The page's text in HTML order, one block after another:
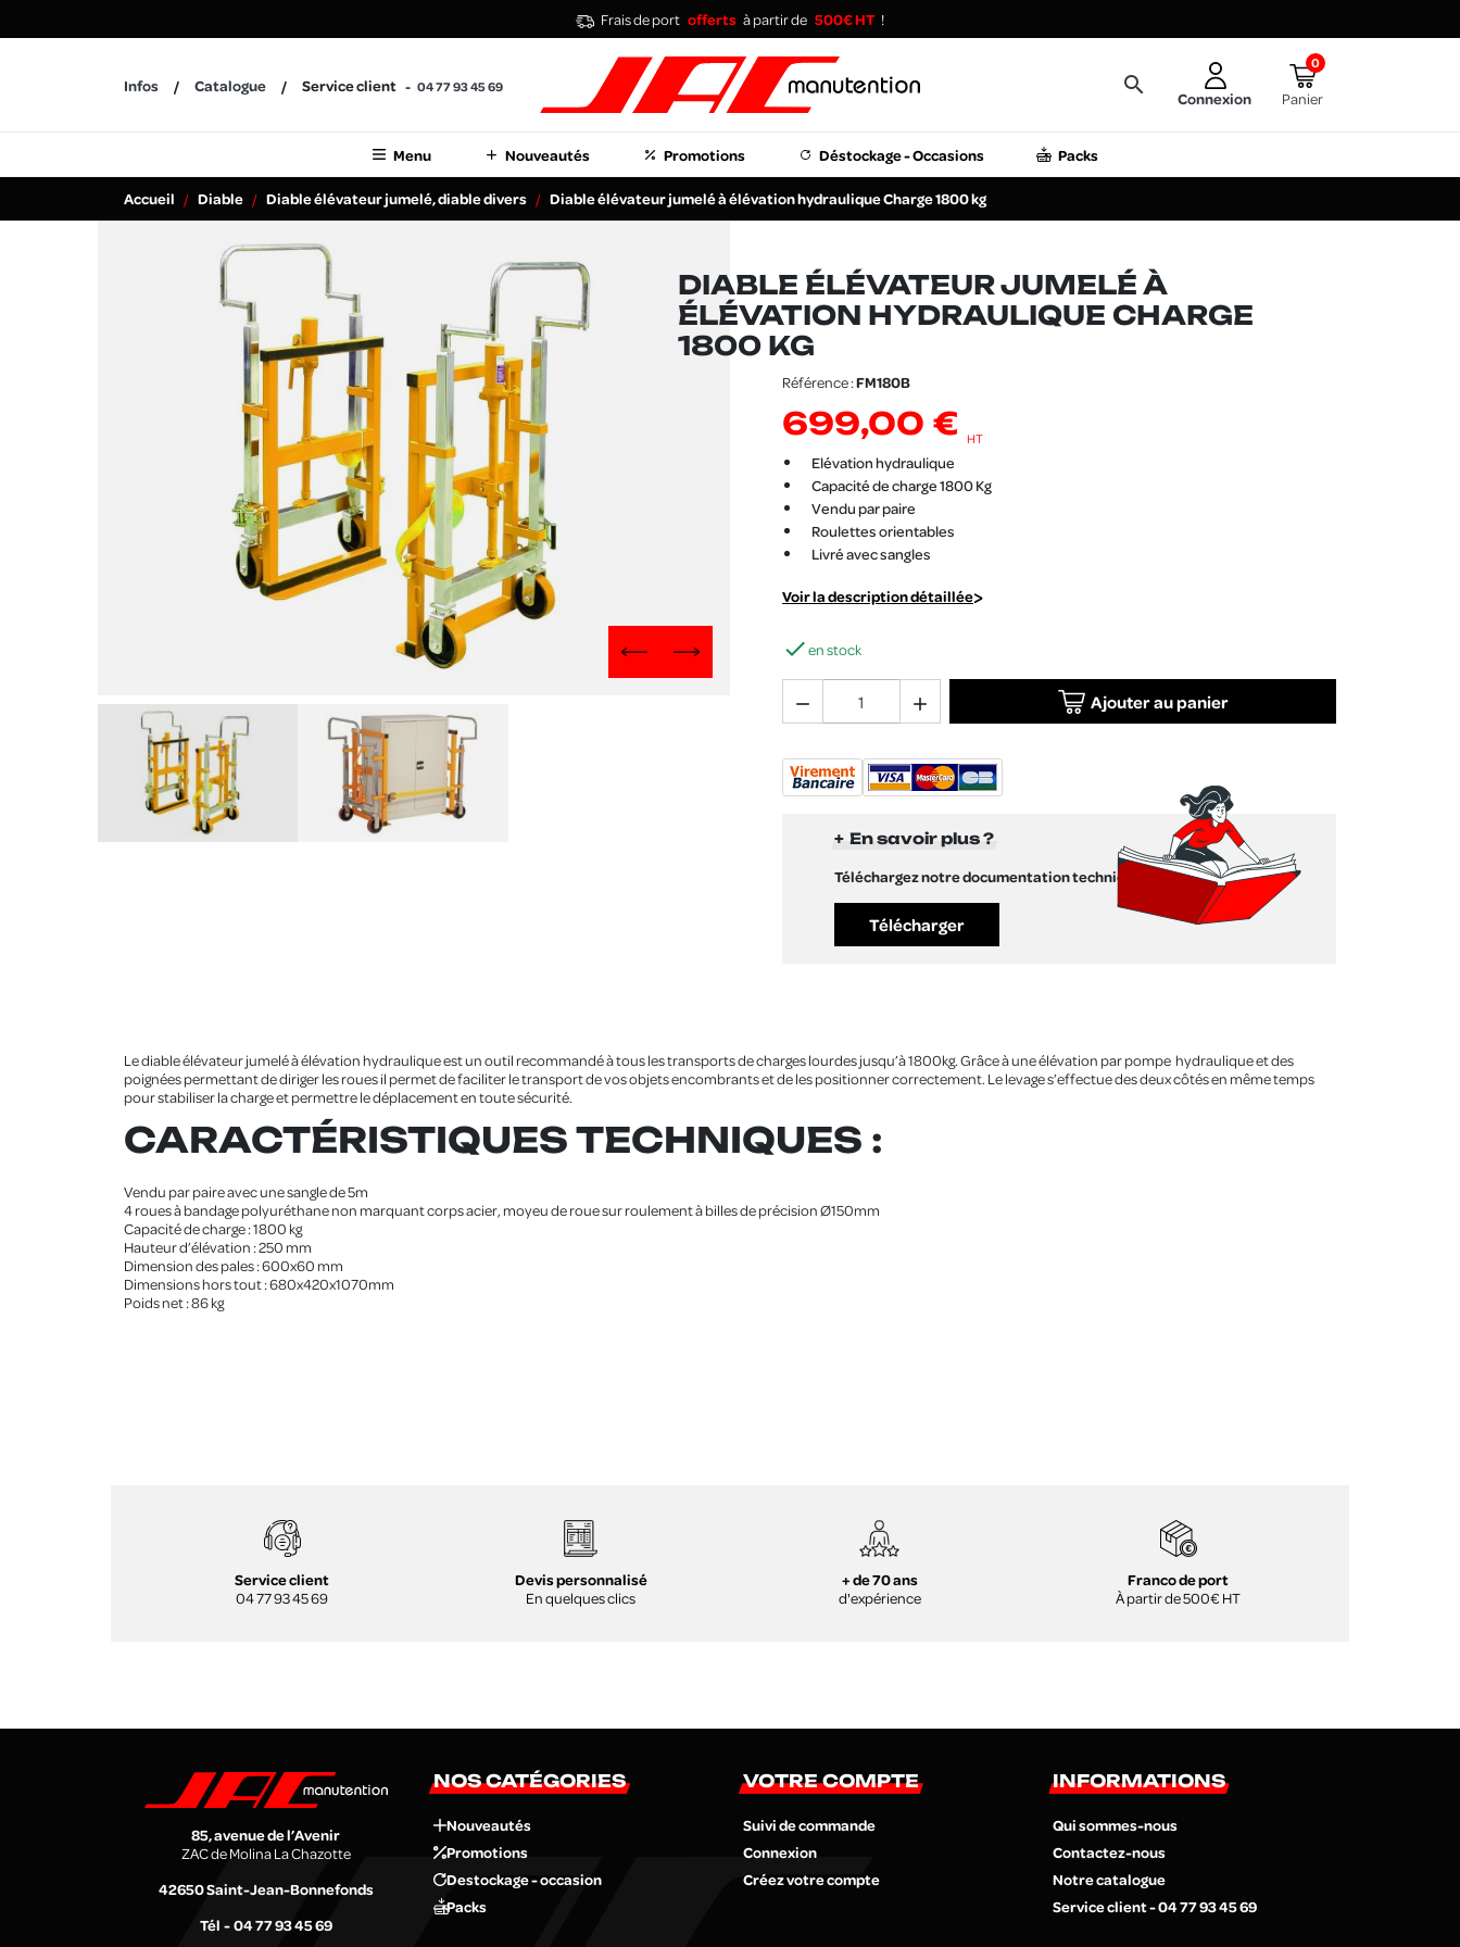
Frais de port offerts à partir de 500€ HT !
Infos Catalogue Service client 04 77 93 45 69 search
Connexion
0
Panier
Menu Nouveautés Promotions Déstockage - Occasions Packs
Accueil Diable Diable élévateur jumelé, diable divers Diable élévateur jumelé à élévation hydraulique Charge 1800 kg
PreviousNext
DIABLE ÉLÉVATEUR JUMELÉ À
ÉLÉVATION HYDRAULIQUE CHARGE
1800 KG
Référence :FM180B
699,00 € HT
Elévation hydraulique
Capacité de charge 1800 Kg
Vendu par paire
Roulettes orientables
Livré avec sangles
Voir la description détaillée
en stock
  Ajouter au panier
En savoir plus ?
Téléchargez notre documentation technique !
Télécharger
Le diable élévateur jumelé à élévation hydraulique est un outil recommandé à tous les transports de charges lourdes jusqu’à 1800kg. Grâce à une élévation par pompe hydraulique et des
poignées permettant de diriger les roues il permet de faciliter le transport de vos objets encombrants et de les positionner correctement. Le levage s’effectue des deux côtés en même temps
pour stabiliser la charge et permettre le déplacement en toute sécurité.
CARACTÉRISTIQUES TECHNIQUES :
Vendu par paire avec une sangle de 5m
4 roues à bandage polyuréthane non marquant corps acier, moyeu de roue sur roulement à billes de précision Ø150mm
Capacité de charge : 1800 kg
Hauteur d’élévation : 250 mm
Dimension des pales : 600x60 mm
Dimensions hors tout : 680x420x1070mm
Poids net : 86 kg
Service client
04 77 93 45 69
Devis personnalisé
En quelques clics
+ de 70 ans
d'expérience
Franco de port
À partir de 500€ HT
85, avenue de l’Avenir
ZAC de Molina La Chazotte
42650Saint-Jean-Bonnefonds
Tél
04 77 93 45 69
NOS CATÉGORIES
Nouveautés
Promotions
Destockage - occasion
Packs
INFORMATIONS
Qui sommes-nous
Contactez-nous
Notre catalogue
Service client - 04 77 93 45 69
VOTRE COMPTE
Suivi de commande
Connexion
Créez votre compte